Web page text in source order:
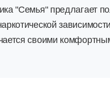
"Семья" предлагает
своими